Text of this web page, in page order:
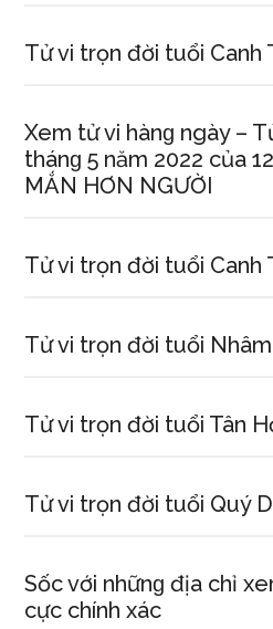
Tử vi trọn đời tuổi Canh
Xem tử vi hànɡ ngày –
thánɡ 5 năm 2022 của
MẮN HƠN NGƯỜI
Tử vi trọn đời tuổi Canh
Tử vi trọn đời tuổi
Tử vi trọn đời tuổi Tân
Tử vi trọn đời tuổi Quý
Sốc với nhữnɡ địa chỉ
cực chính xác